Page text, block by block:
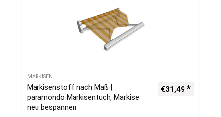
MARKISEN
Markisenstoff nach Maß |
paramondo Markisentuch, Markise
neu bespannen
€31,49